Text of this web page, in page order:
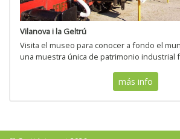
Vilanova i la Geltrú
Visita el museo para conocer a fondo el
una muestra única de patrimonio industrial
más info